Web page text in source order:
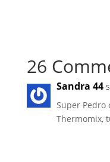
26
Sandra 44
Super Pedro
Thermomix,